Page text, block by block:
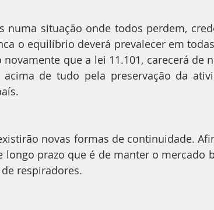
numa situação onde todos perdem,
o equilíbrio deverá prevalecer em
novamente que a lei 11.101, carecerá de
acima de tudo pela preservação da
novas formas de continuidade.
longo prazo que é de manter o mercado
respiradores.